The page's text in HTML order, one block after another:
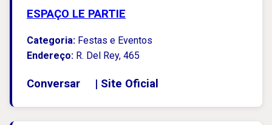
ESPAÇO LE PARTIE
Categoria: Festas e Eventos
Endereço: R. Del Rey, 465
Conversar | Site Oficial